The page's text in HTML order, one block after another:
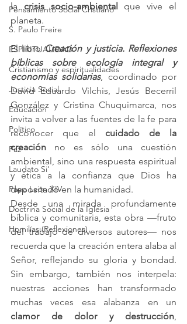
Pensamiento Social Cristiano
S. Paulo Freire
ESPIRITUALIDAD
Cristianismo y espiritualidades
Justicia Social
Educación
Político
Paz
Laudato Si'
Papa León XIV
Doctrina Social de la Iglesia
Homilías (Reflexiones)
la crisis socio-ambiental que vive el
planeta.
El libro Creación y justicia. Reflexiones
bíblicas sobre ecología integral y
economías solidarias, coordinado por
David Eduardo Vilchis, Jesús Becerril
González y Cristina Chuquimarca, nos
invita a volver a las fuentes de la fe para
reconocer que el cuidado de la
creación no es sólo una cuestión
ambiental, sino una respuesta espiritual
y ética a la confianza que Dios ha
depositado en la humanidad.
Desde una mirada profundamente
bíblica y comunitaria, esta obra —fruto
del trabajo de diversos autores— nos
recuerda que la creación entera alaba al
Señor, reflejando su gloria y bondad.
Sin embargo, también nos interpela:
nuestras acciones han transformado
clamor de dolor y destrucción,